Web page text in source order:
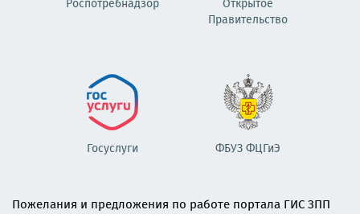
Роспотребнадзор
Открытое
Правительство
Госуслуги ФБУЗ ФЦГиЭ
Пожелания и предложения по работе портала ГИС ЗПП